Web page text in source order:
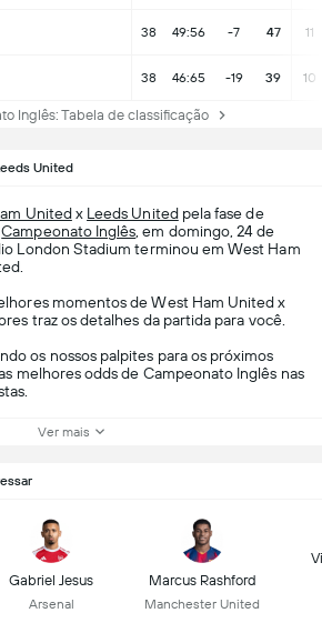
38 49:56 -7 47 11
38 46:65 -19 39 10
Inglês: Tabela de classificação
United
Unitedx Leeds Unitedpela fase de
Campeonato Inglês , em domingo, 24 de
London Stadium terminou em West Ham
momentos de West Ham United x
traz os detalhes da partida para você.
os nossos palpites para os próximos
as melhores odds de Campeonato Inglês nas
Ver mais
Gabriel Jesus
Arsenal
Marcus Rashford
Manchester United